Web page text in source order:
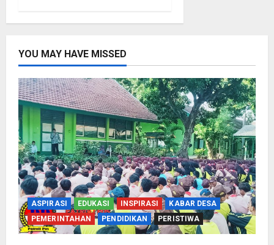
YOU MAY HAVE MISSED
ASPIRASI EDUKASI INSPIRASI
KABAR DESA
PEMERINTAHAN
PENDIDIKAN PERISTIWA